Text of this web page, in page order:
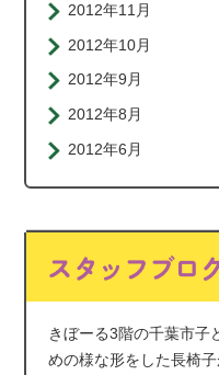
2012年11月
2012年10月
2012年9月
2012年8月
2012年6月
きぼーる3階の千葉市子
めの様な形をした長椅